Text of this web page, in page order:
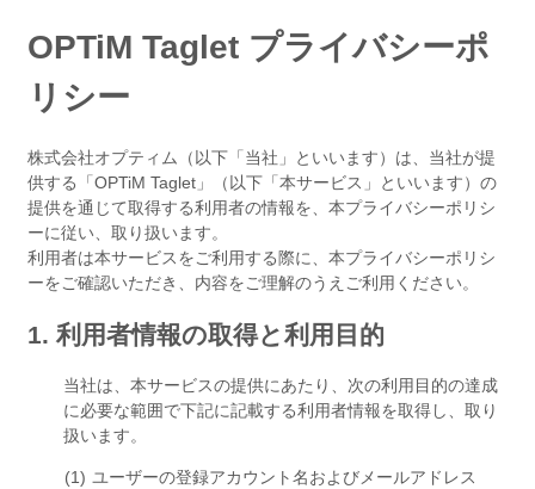
OPTiM Taglet プライバシーポ
リシー
株式会社オプティム（以下「当社」といいます）は、当社が提
供する「OPTiM Taglet」（以下「本サービス」といいます）の
提供を通じて取得する利用者の情報を、本プライバシーポリシ
ーに従い、取り扱います。
利用者は本サービスをご利用する際に、本プライバシーポリシ
ーをご確認いただき、内容をご理解のうえご利用ください。
1. 利用者情報の取得と利用目的
当社は、本サービスの提供にあたり、次の利用目的の達成
に必要な範囲で下記に記載する利用者情報を取得し、取り
扱います。
ユーザーの登録アカウント名およびメールアドレス